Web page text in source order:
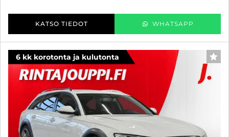
KATSO TIEDOT WHATSAPP
6 kk korotonta ja kulutonta